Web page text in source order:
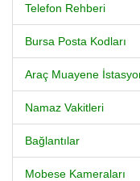
Telefon Rehberi
Bursa Posta Kodları
Araç Muayene
Namaz Vakitleri
Bağlantılar
Mobese Kameraları